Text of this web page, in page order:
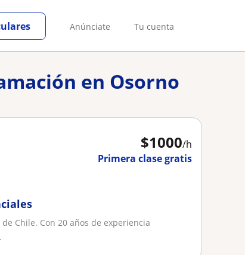
Anúnciate Tu cuenta
en Osorno
$1000/h
Primera clase gratis
Chile. Con 20 años de experiencia